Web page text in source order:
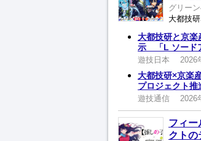
グリー
大都技研と京
示 「L ソード
遊技日本 2026
大都技研×京楽
プロジェクト推
遊技通信 2026
フィ
クトの